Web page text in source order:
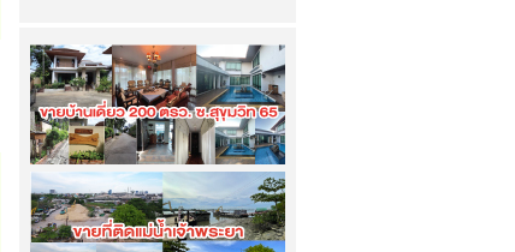
ขายบ้านเดี่ยว 200 ตรว. ซ.สุขุมวิท 65...
เข้าชม7326ครั้ง